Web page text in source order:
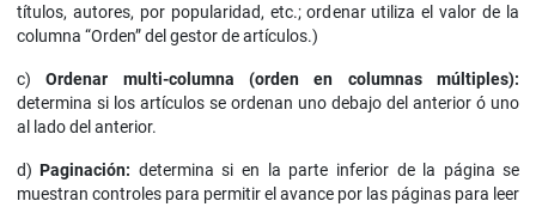
títulos, autores, por popularidad, etc.; ordenar utiliza el valor de la
columna “Orden” del gestor de artículos.)
c)Ordenar multi-columna (orden en columnas múltiples):
determina si los artículos se ordenan uno debajo del anterior ó uno
al lado del anterior.
d)Paginación: determina si en la parte inferior de la página se
muestran controles para permitir el avance por las páginas para leer